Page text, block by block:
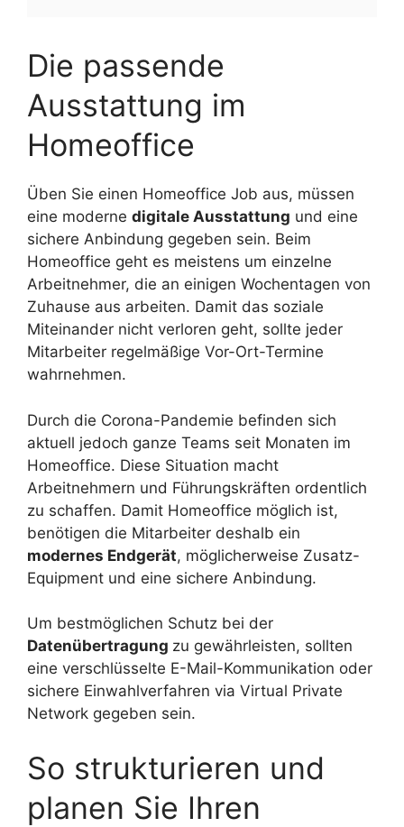
Die passende
Ausstattung im
Homeoffice
Üben Sie einen Homeoffice Job aus, müssen
eine moderne digitale Ausstattung und eine
sichere Anbindung gegeben sein. Beim
Homeoffice geht es meistens um einzelne
Arbeitnehmer, die an einigen Wochentagen von
Zuhause aus arbeiten. Damit das soziale
Miteinander nicht verloren geht, sollte jeder
Mitarbeiter regelmäßige Vor-Ort-Termine
wahrnehmen.
Durch die Corona-Pandemie befinden sich
aktuell jedoch ganze Teams seit Monaten im
Homeoffice. Diese Situation macht
Arbeitnehmern und Führungskräften ordentlich
zu schaffen. Damit Homeoffice möglich ist,
benötigen die Mitarbeiter deshalb ein
modernes Endgerät, möglicherweise Zusatz-
Equipment und eine sichere Anbindung.
Um bestmöglichen Schutz bei der
Datenübertragung zu gewährleisten, sollten
eine verschlüsselte E-Mail-Kommunikation oder
sichere Einwahlverfahren via Virtual Private
Network gegeben sein.
So strukturieren und
planen Sie Ihren